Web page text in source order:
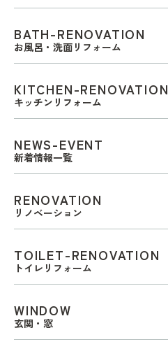
BATH-RENOVATION
お風呂・洗面リフォーム
KITCHEN-RENOVATION
キッチンリフォーム
NEWS-EVENT
新着情報一覧
RENOVATION
リノベーション
TOILET-RENOVATION
トイレリフォーム
WINDOW
玄関・窓